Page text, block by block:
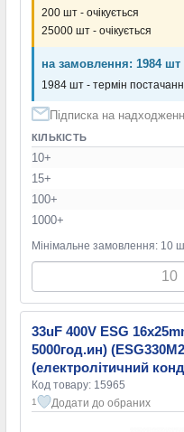
200 шт - очікується
25000 шт - очікується
на замовлення: 1984 шт
1984 шт - термін
Підписка на
КІЛЬКІСТЬ
10+
15+
100+
1000+
Мінімальне замовлення: 10
33uF 400V ESG
5000год.ин)
(електролітичний
Код товару: 15965
1 Додати до обраних